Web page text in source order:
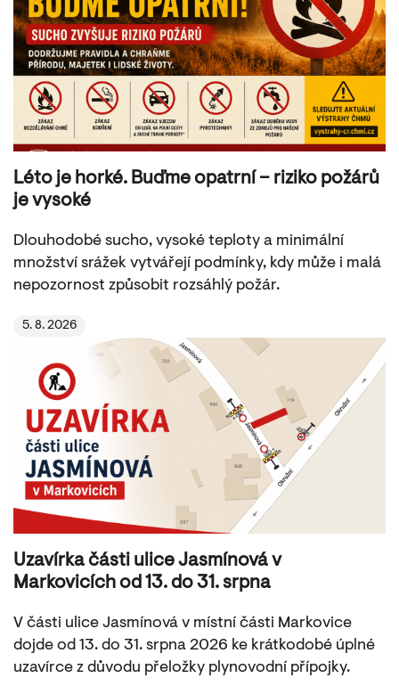
Léto je horké. Buďme opatrní – riziko požárů
je vysoké
Dlouhodobé sucho, vysoké teploty a minimální
množství srážek vytvářejí podmínky, kdy může i malá
nepozornost způsobit rozsáhlý požár.
5. 8. 2026
Uzavírka části ulice Jasmínová v
Markovicích od 13. do 31. srpna
V části ulice Jasmínová v místní části Markovice
dojde od 13. do 31. srpna 2026 ke krátkodobé úplné
uzavírce z důvodu přeložky plynovodní přípojky.